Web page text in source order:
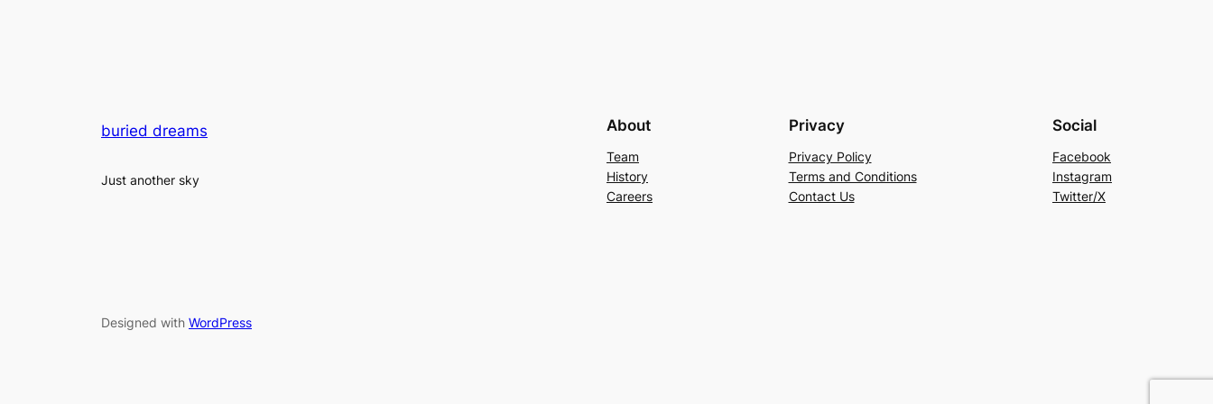
buried dreams
Just another sky
About
Team
History
Careers
Privacy
Privacy Policy
Terms and Conditions
Contact Us
Social
Facebook
Instagram
Twitter/X
Designed with WordPress